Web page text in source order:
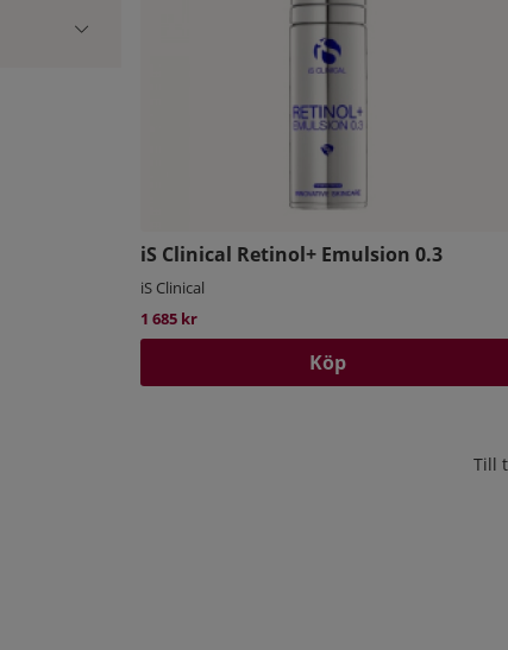
iS Clinical Retinol+ Emulsion 0.3
iS Clinical
1 685 kr
Köp
Till